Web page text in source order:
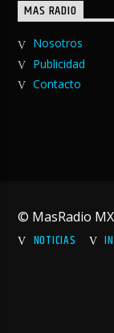
MAS RADIO
Nosotros
Publicidad
Contacto
© MasRadio MX
NOTICIAS